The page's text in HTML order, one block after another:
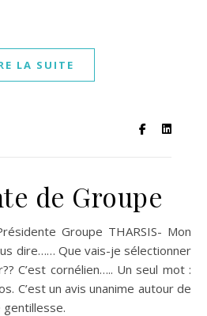
LA SUITE
de Groupe
dire…… Que vais-je sélectionner
C’est cornélien….. Un seul mot :
C’est un avis unanime autour de